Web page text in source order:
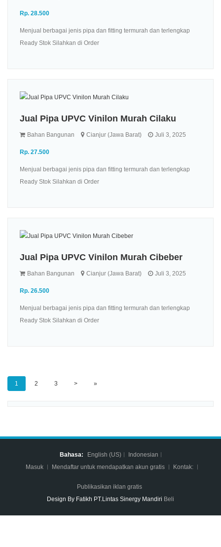
Rp. 28.500
Menjual berbagai jenis pipa dan fitting termurah dan terlengkap
Ready Stok Silahkan di Order
Jual Pipa UPVC Vinilon Murah Cilaku
Bahan Bangunan Cianjur (Jawa Barat) Juli 3, 2025
Rp. 27.500
Menjual berbagai jenis pipa dan fitting termurah dan terlengkap
Ready Stok Silahkan di Order
Jual Pipa UPVC Vinilon Murah Cibeber
Bahan Bangunan Cianjur (Jawa Barat) Juli 3, 2025
Rp. 26.500
Menjual berbagai jenis pipa dan fitting termurah dan terlengkap
Ready Stok Silahkan di Order
1 2 3 > »
Bahasa: English (US)
Indonesian
Masuk
Mendaftar untuk mendapatkan akun gratis Kontak:
Publikasikan iklan gratis
Design By Fatikh PT.Lintas Sinergy Mandiri Beli